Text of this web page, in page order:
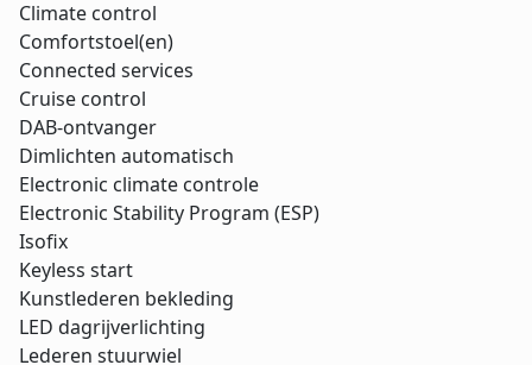
Climate control
Comfortstoel(en)
Connected services
Cruise control
DAB-ontvanger
Dimlichten automatisch
Electronic climate controle
Electronic Stability Program (ESP)
Isofix
Keyless start
Kunstlederen bekleding
LED dagrijverlichting
Lederen stuurwiel